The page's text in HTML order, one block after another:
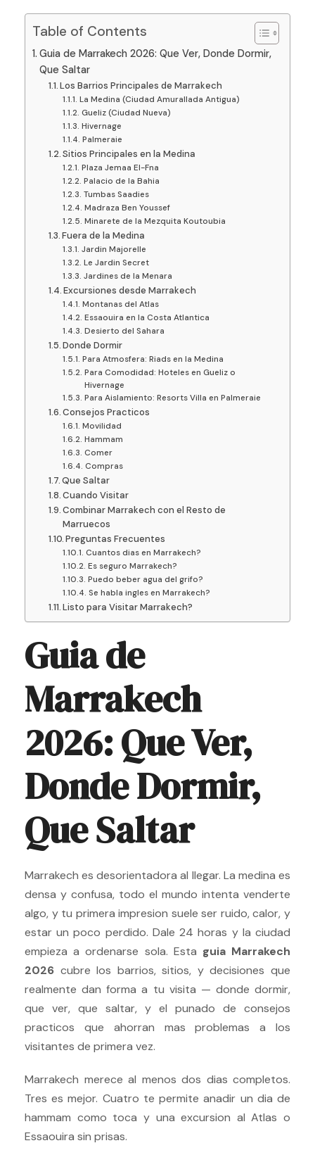
Table of Contents
Guia de Marrakech 2026: Que Ver, Donde Dormir,
Que Saltar
Los Barrios Principales de Marrakech
La Medina (Ciudad Amurallada Antigua)
Gueliz (Ciudad Nueva)
Hivernage
Palmeraie
Sitios Principales en la Medina
Plaza Jemaa El-Fna
Palacio de la Bahia
Tumbas Saadies
Madraza Ben Youssef
Minarete de la Mezquita Koutoubia
Fuera de la Medina
Jardin Majorelle
Le Jardin Secret
Jardines de la Menara
Excursiones desde Marrakech
Montanas del Atlas
Essaouira en la Costa Atlantica
Desierto del Sahara
Donde Dormir
Para Atmosfera: Riads en la Medina
Para Comodidad: Hoteles en Gueliz o
Hivernage
Para Aislamiento: Resorts Villa en Palmeraie
Consejos Practicos
Movilidad
Hammam
Comer
Compras
Que Saltar
Cuando Visitar
Combinar Marrakech con el Resto de
Marruecos
Preguntas Frecuentes
Cuantos dias en Marrakech?
Es seguro Marrakech?
Puedo beber agua del grifo?
Se habla ingles en Marrakech?
Listo para Visitar Marrakech?
Guia de
Marrakech
2026: Que Ver,
Donde Dormir,
Que Saltar
Marrakech es desorientadora al llegar. La medina es
densa y confusa, todo el mundo intenta venderte
algo, y tu primera impresion suele ser ruido, calor, y
estar un poco perdido. Dale 24 horas y la ciudad
empieza a ordenarse sola. Esta guia Marrakech
2026 cubre los barrios, sitios, y decisiones que
realmente dan forma a tu visita — donde dormir,
que ver, que saltar, y el punado de consejos
practicos que ahorran mas problemas a los
visitantes de primera vez.
Marrakech merece al menos dos dias completos.
Tres es mejor. Cuatro te permite anadir un dia de
hammam como toca y una excursion al Atlas o
Essaouira sin prisas.